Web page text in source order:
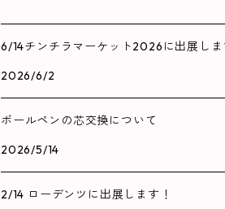
6/14チンチラマーケット2026に出展しま
2026/6/2
ボールペンの芯交換について
2026/5/14
2/14 ローデンツに出展します！